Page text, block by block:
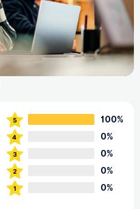
100%
0%
0%
0%
0%